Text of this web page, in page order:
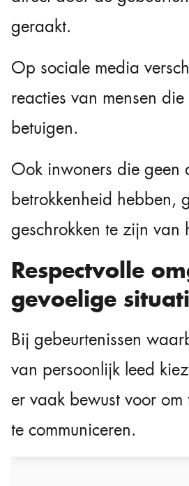
geraakt.
Op sociale media
reacties van mensen
betuigen.
Ook inwoners die geen
betrokkenheid hebben,
geschrokken te zijn van
Respectvolle
gevoelige
Bij gebeurtenissen
van persoonlijk leed
er vaak bewust voor om
te communiceren.